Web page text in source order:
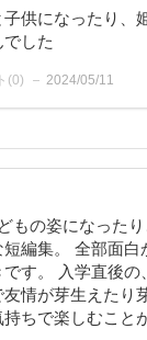
供になったり、
した
(0) 2024/05/11
もの姿になった
編集。 全部面
す。 入学直後
情が芽生えたり
ちで楽しむこと